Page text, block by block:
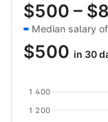
$500 – $
Median salary
$500 in 30
1 200
1 400